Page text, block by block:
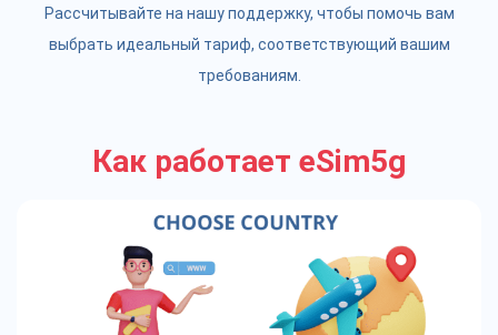
Рассчитывайте на нашу поддержку, чтобы помочь вам
выбрать идеальный тариф, соответствующий вашим
требованиям.
Как работает eSim5g